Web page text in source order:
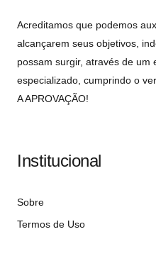
Acreditamos que podemos
alcançarem seus objetivos,
possam surgir, através de um
especializado, cumprindo o
A APROVAÇÃO!
Institucional
Sobre
Termos de Uso